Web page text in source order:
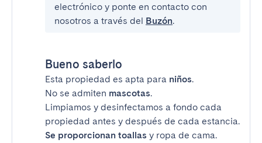
electrónico y ponte en contacto con
nosotros a través del Buzón.
Bueno saberlo
Esta propiedad es apta para niños.
No se admiten mascotas.
Limpiamos y desinfectamos a fondo cada
propiedad antes y después de cada estancia.
Se proporcionan toallas y ropa de cama.